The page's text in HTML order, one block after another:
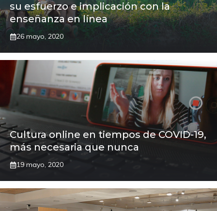
su esfuerzo e implicación con la
enseñanza en línea
26 mayo, 2020
Cultura online en tiempos de COVID-19,
más necesaria que nunca
19 mayo, 2020